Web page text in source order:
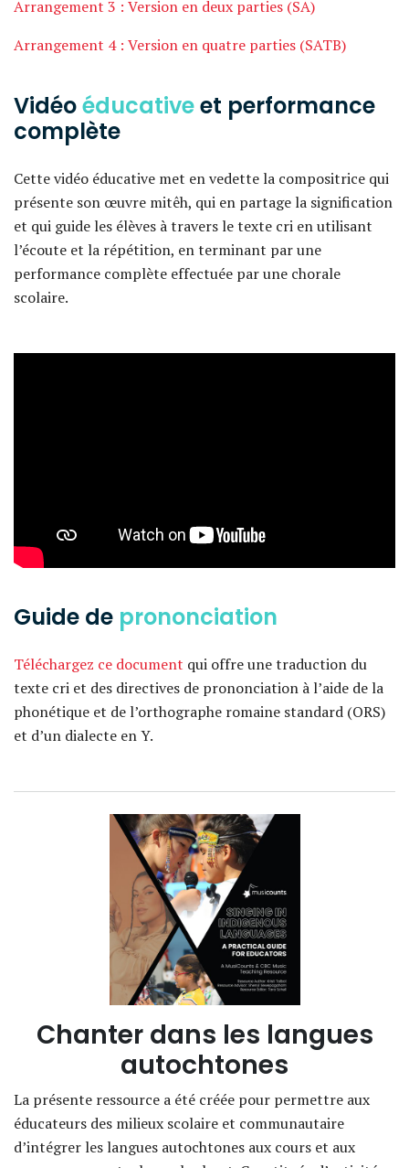
Arrangement 3 : Version en deux parties (SA)
Arrangement 4 : Version en quatre parties (SATB)
Vidéoéducativeet performance
complète
Cette vidéo éducative met en vedette la compositrice qui
présente son œuvre mitêh, qui en partage la signification
et qui guide les élèves à travers le texte cri en utilisant
l’écoute et la répétition, en terminant par une
performance complète effectuée par une chorale
scolaire.
Guide de prononciation
Téléchargez ce document qui offre une traduction du
texte cri et des directives de prononciation à l’aide de la
phonétique et de l’orthographe romaine standard (ORS)
et d’un dialecte en Y.
Chanter dans les langues
autochtones
La présente ressource a été créée pour permettre aux
éducateurs des milieux scolaire et communautaire
d’intégrer les langues autochtones aux cours et aux